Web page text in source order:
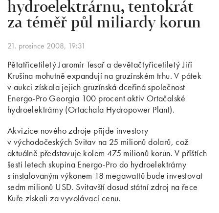
hydroelektrárnu, tentokrát
za téměř půl miliardy korun
21. prosince 2008, 19:31
Pětatřicetiletý Jaromír Tesař a devětačtyřicetiletý Jiří
Krušina mohutně expandují na gruzínském trhu. V pátek
v aukci získala jejich gruzínská dceřiná společnost
Energo-Pro Georgia 100 procent aktiv Ortačalské
hydroelektrárny (Ortachala Hydropower Plant).
Akvizice nového zdroje přijde investory
v východočeských Svitav na 25 milionů dolarů, což
aktuálně představuje kolem 475 milionů korun. V příštích
šesti letech skupina Energo-Pro do hydroelektrárny
s instalovaným výkonem 18 megawattů bude investovat
sedm milionů USD. Svitavští dosud státní zdroj na řece
Kuře získali za vyvolávací cenu.